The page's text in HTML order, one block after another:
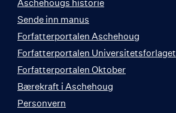
Aschehougs historie
Sende inn manus
Forfatterportalen Aschehoug
Forfatterportalen Universitetsforlaget
Forfatterportalen Oktober
Bærekraft i Aschehoug
Personvern